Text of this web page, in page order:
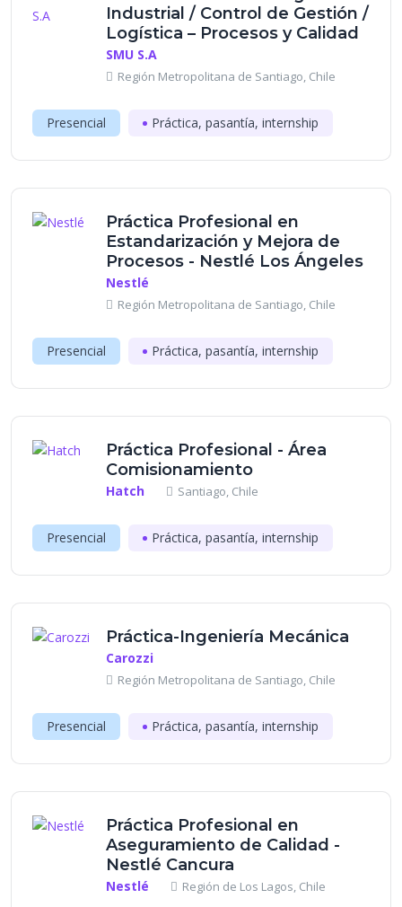
Industrial / Control de Gestión /
Logística – Procesos y Calidad
SMU S.A
Región Metropolitana de Santiago, Chile
Presencial Práctica, pasantía, internship
Práctica Profesional en
Estandarización y Mejora de
Procesos - Nestlé Los Ángeles
Nestlé
Región Metropolitana de Santiago, Chile
Presencial Práctica, pasantía, internship
Práctica Profesional - Área
Comisionamiento
Hatch Santiago, Chile
Presencial Práctica, pasantía, internship
Práctica-Ingeniería Mecánica
Carozzi
Región Metropolitana de Santiago, Chile
Presencial Práctica, pasantía, internship
Práctica Profesional en
Aseguramiento de Calidad -
Nestlé Cancura
Nestlé Región de Los Lagos, Chile